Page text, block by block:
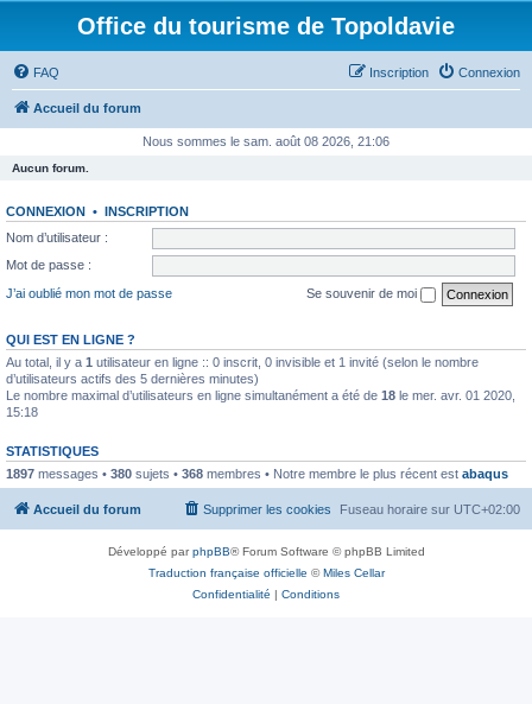
Office du tourisme de Topoldavie
FAQ Connexion
Inscription
Accueil du forum
Nous sommes le sam. août 08 2026, 21:06
Aucun forum.
CONNEXION • INSCRIPTION
Nom d’utilisateur :
Mot de passe :
J’ai oublié mon mot de passe
Se souvenir de moi
QUI EST EN LIGNE ?
Au total, il y a 1 utilisateur en ligne :: 0 inscrit, 0 invisible et 1 invité (selon le nombre
d’utilisateurs actifs des 5 dernières minutes)
Le nombre maximal d’utilisateurs en ligne simultanément a été de 18 le mer. avr. 01 2020,
15:18
STATISTIQUES
1897 messages • 380 sujets • 368 membres • Notre membre le plus récent est abaqus
Accueil du forum Fuseau horaire sur UTC+02:00
Supprimer les cookies
Développé parphpBB® Forum Software © phpBB Limited
Traduction française officielle ©Miles Cellar
Confidentialité | Conditions